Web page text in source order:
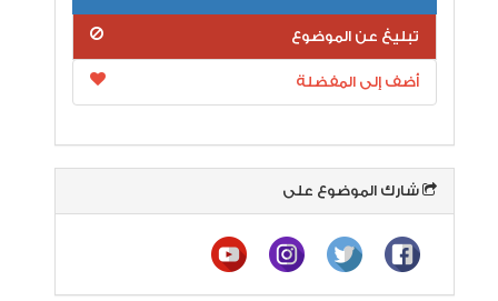
تبليغ عن الموضوع
أضف إلى المفضلة
شارك الموضوع على